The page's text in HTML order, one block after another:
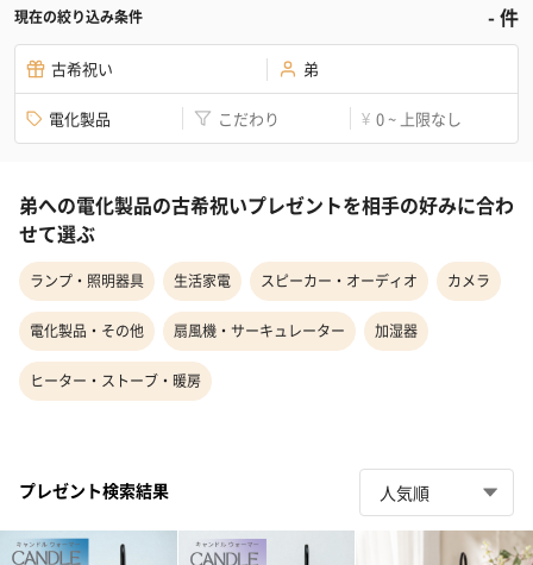
現在の絞り込み条件 -件
古希祝い 弟
電化製品 こだわり ¥ 0 ~ 上限なし
弟への電化製品の古希祝いプレゼントを相手の好みに合わ
せて選ぶ
ランプ・照明器具 生活家電 スピーカー・オーディオ カメラ
電化製品・その他 扇風機・サーキュレーター 加湿器
ヒーター・ストーブ・暖房
プレゼント検索結果